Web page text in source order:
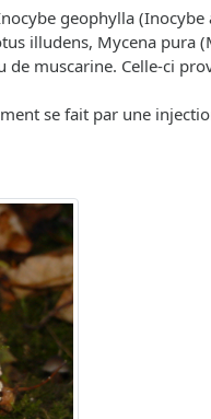
geophylla
illudens, Mycena
muscarine. Celle-ci
se fait par une